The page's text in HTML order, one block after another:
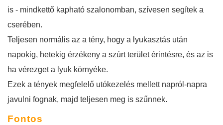
is - mindkettő kapható szalonomban, szívesen segítek a
cserében.
Teljesen normális az a tény, hogy a lyukasztás után
napokig, hetekig érzékeny a szúrt terület érintésre, és az is
ha vérezget a lyuk környéke.
Ezek a tények megfelelő utókezelés mellett napról-napra
javulni fognak, majd teljesen meg is szűnnek.
Fontos